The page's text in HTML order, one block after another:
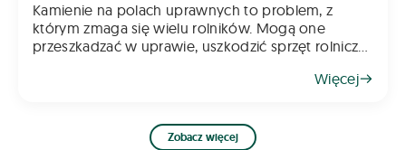
Kamienie na polach uprawnych to problem, z
którym zmaga się wielu rolników. Mogą one
przeszkadzać w uprawie, uszkodzić sprzęt rolniczy
Więcej
Zobacz więcej